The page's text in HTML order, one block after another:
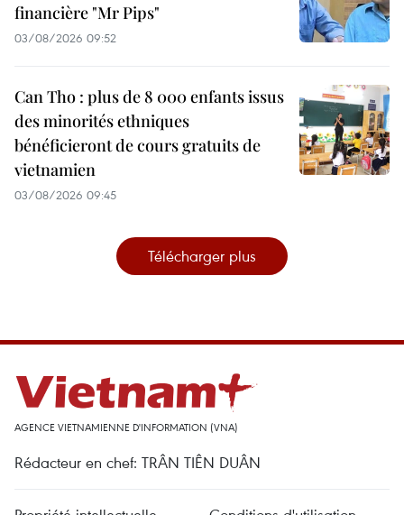
financière "Mr Pips"
03/08/2026 09:52
Can Tho : plus de 8 000 enfants issus
des minorités ethniques
bénéficieront de cours gratuits de
vietnamien
03/08/2026 09:45
Télécharger plus
AGENCE VIETNAMIENNE D'INFORMATION (VNA)
Rédacteur en chef: TRÂN TIÊN DUÂN